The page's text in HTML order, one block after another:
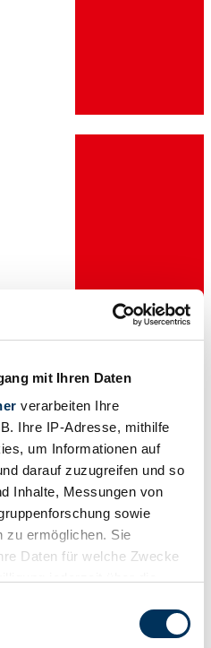
mit Ihren Daten
verarbeiten Ihre
Ihre IP-Adresse, mithilfe
um Informationen auf
darauf zuzugreifen und so
Inhalte, Messungen von
sowie
zu ermöglichen. Sie
Daten für welche Zwecke